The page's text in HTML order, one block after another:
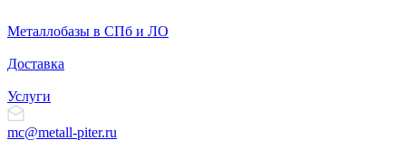
Металлобазы в СПб и ЛО
Доставка
Услуги
mc@metall-piter.ru